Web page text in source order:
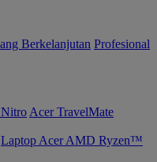
Berkelanjutan Profesional
Acer TravelMate
Laptop Acer AMD Ryzen™